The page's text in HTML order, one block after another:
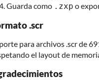
Guarda como .zxp o
.scr
para archivos .scr de
el layout de